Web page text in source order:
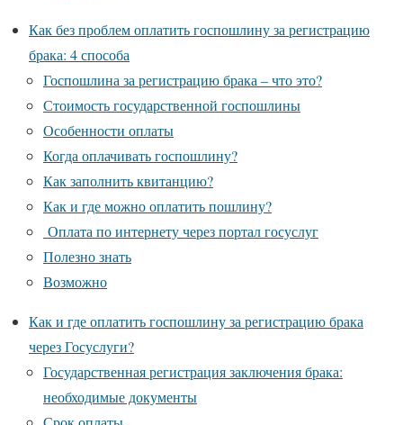
Как без проблем оплатить госпошлину за регистрацию
брака: 4 способа
Госпошлина за регистрацию брака – что это?
Стоимость государственной госпошлины
Особенности оплаты
Когда оплачивать госпошлину?
Как заполнить квитанцию?
Как и где можно оплатить пошлину?
Оплата по интернету через портал госуслуг
Полезно знать
Возможно
Как и где оплатить госпошлину за регистрацию брака
через Госуслуги?
Государственная регистрация заключения брака:
необходимые документы